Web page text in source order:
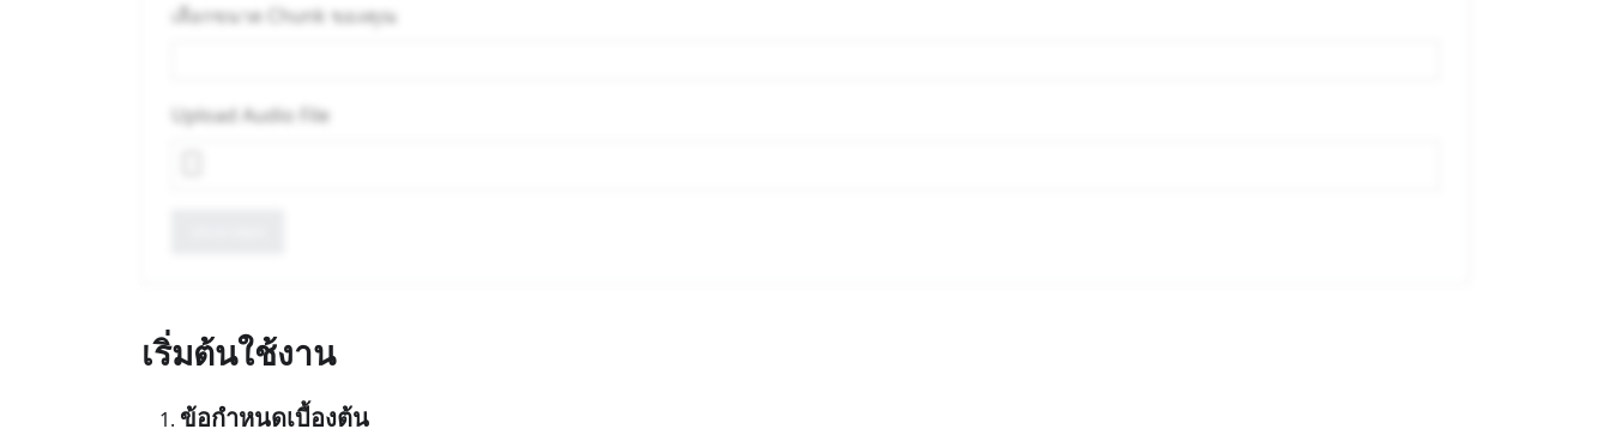
เลือกขนาด Chunk ของคุณ
Upload Audio File
เริ่มต้นใช้งาน
ข้อกำหนดเบื้องต้น